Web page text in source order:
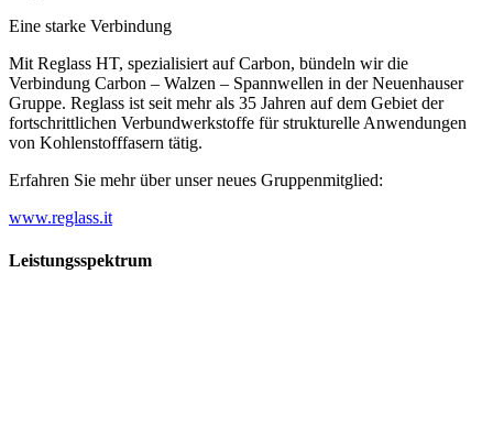
Eine starke Verbindung
Mit Reglass HT, spezialisiert auf Carbon, bündeln wir die
Verbindung Carbon – Walzen – Spannwellen in der Neuenhauser
Gruppe. Reglass ist seit mehr als 35 Jahren auf dem Gebiet der
fortschrittlichen Verbundwerkstoffe für strukturelle Anwendungen
von Kohlenstofffasern tätig.
Erfahren Sie mehr über unser neues Gruppenmitglied:
www.reglass.it
Leistungsspektrum